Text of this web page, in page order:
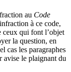
au Code
à ce code,
ceux qui font l’objet
la question, en
cas les paragraphes
avise le plaignant du